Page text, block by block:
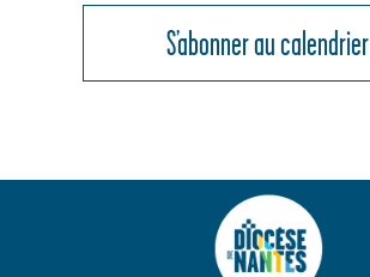
S’abonner au calendrier